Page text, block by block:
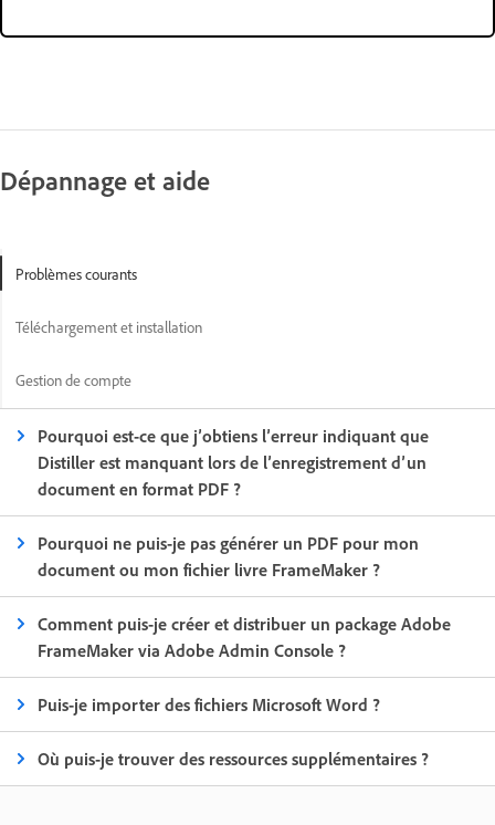
Dépannage et aide
Problèmes courants
Téléchargement et installation
Gestion de compte
Pourquoi est-ce que j’obtiens l’erreur indiquant que
Distiller est manquant lors de l’enregistrement d’un
document en format PDF ?
Pourquoi ne puis-je pas générer un PDF pour mon
document ou mon fichier livre FrameMaker ?
Comment puis-je créer et distribuer un package Adobe
FrameMaker via Adobe Admin Console ?
Puis-je importer des fichiers Microsoft Word ?
Où puis-je trouver des ressources supplémentaires ?